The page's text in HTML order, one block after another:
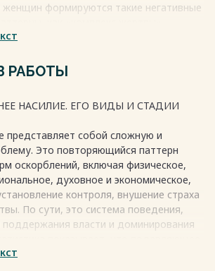
женщин формируются такие негативные
и «синдром избитой
над женщинами затрагивают и их
может привести к серьёзным
более высокий уровень
и трудностей с концентрацией
также склонность к агрессии,
веществами и другим
стресса.
доступенпосле покупки
РАБОТЫ
НАСИЛИЕ. ЕГО ВИДЫ И СТАДИИ
представляет собой сложную и
Это повторяющийся паттерн
оскорблений, включая физическое,
духовное и экономическое,
контроля, внушение страха
По сути, это система поведения,
поддержания власти и доминирования
от домашнего насилия